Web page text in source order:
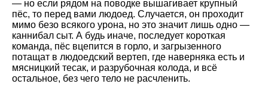
— но если рядом на поводке вышагивает крупный
пёс, то перед вами людоед. Случается, он проходит
мимо безо всякого урона, но это значит лишь одно —
каннибал сыт. А будь иначе, последует короткая
команда, пёс вцепится в горло, и загрызенного
потащат в людоедский вертеп, где наверняка есть и
мясницкий тесак, и разрубочная колода, и всё
остальное, без чего тело не расчленить.